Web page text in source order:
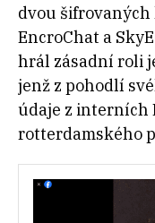
dvou
EncroChat a
hrál zásadní roli
jenž z pohodlí
údaje z interních
rotterdamského